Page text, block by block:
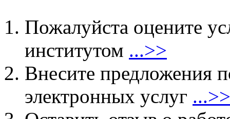
Пожалуйста оцените
институтом ...>>
Внесите предложения
электронных услуг ...>>